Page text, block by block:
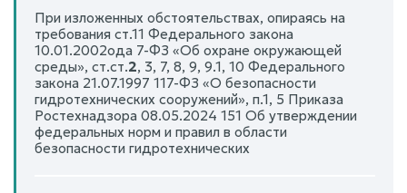
При изложенных обстоятельствах, опираясь на
требования ст.11 Федерального закона
10.01.2002ода 7-ФЗ «Об охране окружающей
среды», ст.ст.2, 3, 7, 8, 9, 9.1, 10 Федерального
закона 21.07.1997 117-ФЗ «О безопасности
гидротехнических сооружений», п.1, 5 Приказа
Ростехнадзора 08.05.2024 151 Об утверждении
федеральных норм и правил в области
безопасности гидротехнических